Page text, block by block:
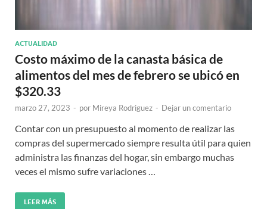
ACTUALIDAD
Costo máximo de la canasta básica de
alimentos del mes de febrero se ubicó en
$320.33
marzo 27, 2023 - por Mireya Rodriguez - Dejar un comentario
Contar con un presupuesto al momento de realizar las
compras del supermercado siempre resulta útil para quien
administra las finanzas del hogar, sin embargo muchas
veces el mismo sufre variaciones …
LEER MÁS